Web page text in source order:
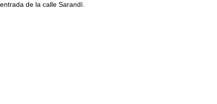
entrada de la calle Sarandí.